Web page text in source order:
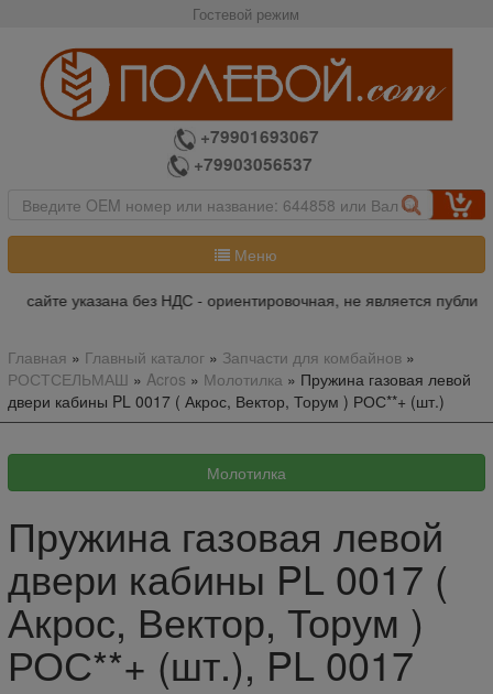
Гостевой режим
+79901693067
+79903056537
Меню
сайте указана без НДС - ориентировочная, не является
Главная » Главный каталог» Запчасти для комбайнов»
РОСТСЕЛЬМАШ » Acros » Молотилка » Пружина газовая левой
двери кабины PL 0017 ( Акрос, Вектор, Торум ) РОС**+ (шт.)
Пружина газовая левой
двери кабины PL 0017 (
Акрос, Вектор, Торум )
РОС**+ (шт.), PL 0017